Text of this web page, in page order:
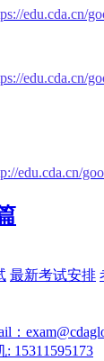
edu.cda.cn/
edu.cda.cn/
edu.cda.cn/
最新考试安排
：
: 15311595173